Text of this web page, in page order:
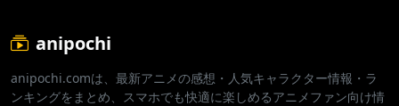
anipochi
anipochi.comは、最新アニメの感想・人気キャラクター情報・ラ
ンキングをまとめ、スマホでも快適に楽しめるアニメファン向け情